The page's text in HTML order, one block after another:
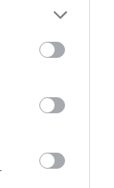
νέα για